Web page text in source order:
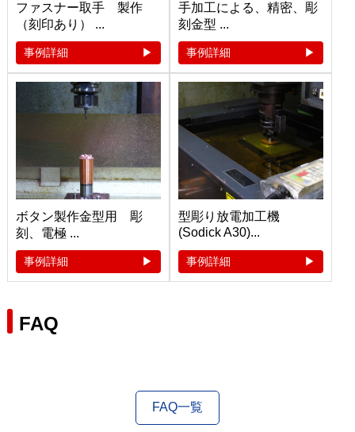
ファスナー取手 製作
（刻印あり） ...
事例詳細
手加工による、精密、彫
刻金型 ...
事例詳細
ボタン製作金型用 彫
刻、電極 ...
事例詳細
型彫り放電加工機
(Sodick A30)...
事例詳細
FAQ
FAQ一覧